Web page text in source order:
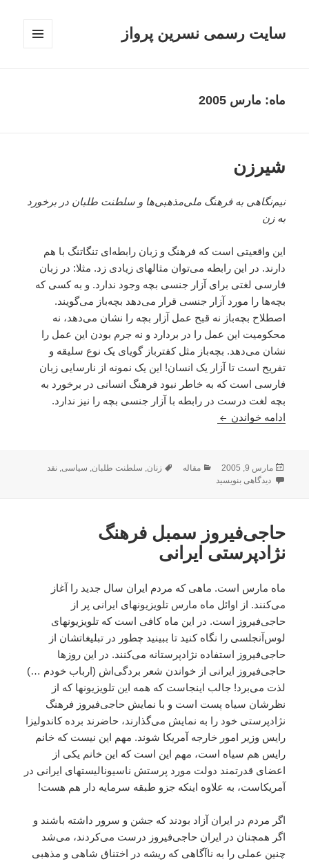
سایت رسمی نسرین پرواز
ماه: مارس 2005
شير‌زن
نيم‌نگاهى به فرهنگ ملى‌مذهبى‌ها و سلطنت طلبان در برخورد
به زن
اين واقعيتى است که فرهنگ و زبان رابطه‌اى تنگاتنگ با هم
دارند. در اين رابطه مى‌توان مثالهاى زيادى زد. مثلا: در زبان
فارسى لغتى براى آزار جنسى بچه‌ وجود ندارد. و به کسى که
بچه‌ها را مورد آزار جنسى قرار مى‌دهد بچه‌باز مى‌گويند.
اصطلاح بچه‌باز نه قبح عمل آزار بچه را نشان مى‌دهد، نه
محکوميت اين عمل را در بر‌دارد و نه جرم بودن اين عمل را
نشان مى‌دهد. بچه‌باز مثل کفتر‌باز گوياى يک نوع سليقه و
تفريح است تا آزار يک انسان! اين يک نمونه از نارسايى زبان
فارسى است که به خاطر نبود فرهنگ انسانى در برخورد به
بچه لغت درست در رابطه با آزار جنسى بچه‌ را نيز ندارد.
ادامه خواندن شير‌زن
ارسال
شده
مارس 9, 2005 دسته‌ها
مقاله برچسب‌ها
زنان, سلطنت طلبان, سیاسی,نقد
برای شير‌زن
دیدگاهی بنویسید
حاجى‌فيروز سمبل فرهنگ
نژاد‌پرستى ايرانى
ماه مارس است. ماهى که مردم ايران سال جديد را آغاز
مى‌کنند. از اوائل ماه مارس تلويزيونهاى ايرانى پر از
حاجى‌فيروز است. در اين ماه کافى است که تلويزيونهاى
لوس‌آنجلسى را نگاه کنيد تا ببينيد چطور در تبليغاتشان از
حاجى‌فيروز استفاده نژادپرستانه مى‌کنند. در اين روزها
حاجى‌فيروز ايرانى از خواندن شعر بردگى‌اش (ارباب خودم …)
لذت مى‌برد! جالب اينجاست که همه اين تلويزيونها که از
نظرشان سياه پست است و با نمايش حاجى‌فيروز فرهنگ
نژاد‌پرستى خود را به نمايش مى‌گذارند، حاضرند برده کاندوليزا
رايس وزير امور خارجه آمريکا شوند. مهم اين نيست که خانم
رايس هم سياه است، مهم اين است که اين خانم يکى از
اعضاى قدرتمند دولت مورد پرستش ناسيوناليستهاى ايرانى در
آمريکاست، به علاوه اينکه جزو طبقه سرمايه دار هم هست!
اگر مردم در ايران آزاد بودند که جشن و سرور داشته باشند و
اگر همچنان در ايران حاجى‌فيروز درست مى‌کردند، مى‌شد
چنين عملى را به ناآگاهى که ريشه در اختناق شاهى و مذهبى